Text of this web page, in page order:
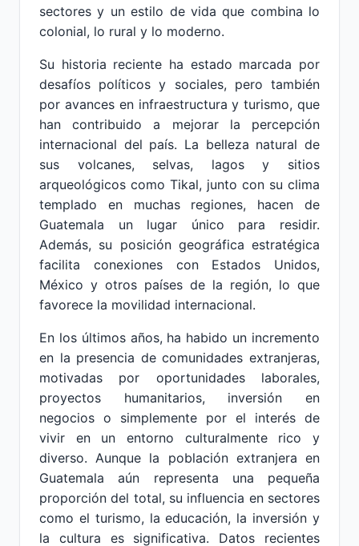
sectores y un estilo de vida que combina lo
colonial, lo rural y lo moderno.
Su historia reciente ha estado marcada por
desafíos políticos y sociales, pero también
por avances en infraestructura y turismo, que
han contribuido a mejorar la percepción
internacional del país. La belleza natural de
sus volcanes, selvas, lagos y sitios
arqueológicos como Tikal, junto con su clima
templado en muchas regiones, hacen de
Guatemala un lugar único para residir.
Además, su posición geográfica estratégica
facilita conexiones con Estados Unidos,
México y otros países de la región, lo que
favorece la movilidad internacional.
En los últimos años, ha habido un incremento
en la presencia de comunidades extranjeras,
motivadas por oportunidades laborales,
proyectos humanitarios, inversión en
negocios o simplemente por el interés de
vivir en un entorno culturalmente rico y
diverso. Aunque la población extranjera en
Guatemala aún representa una pequeña
proporción del total, su influencia en sectores
como el turismo, la educación, la inversión y
la cultura es significativa. Datos recientes